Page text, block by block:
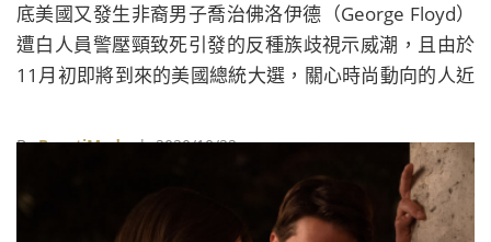
底美國又發生非裔男子喬治佛洛伊德（George Floyd）
遭白人員警壓頸致死引發的反種族歧視示威潮，且由於
11月初即將到來的美國總統大選，關心時尚動向的人近
明顯越來越多，10月後這些聲音更隨著川普總統
（Donald Trump）確診新冠肺炎，以及兩週後《紐約郵
報》（New York Post）披露民主黨總統候選人拜登
（Joe Biden）之子亨特拜登（Hunter Biden）在其父擔
ByBeautiMode| 2020/10/22